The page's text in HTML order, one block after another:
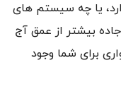
یا چه سیستم های
بیشتر از عمق آج
برای شما وجود